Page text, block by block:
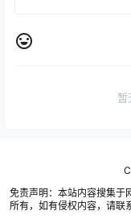
暂
免责声明：本站内容搜集于
所有，如有侵权内容，请